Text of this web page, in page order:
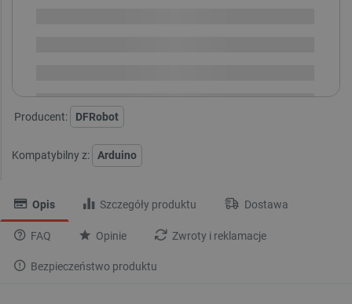
Producent: DFRobot
Kompatybilny z: Arduino
Opis Szczegóły produktu Dostawa
FAQ Opinie Zwroty i reklamacje
Bezpieczeństwo produktu